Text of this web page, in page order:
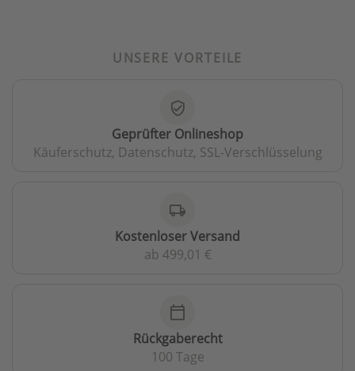
UNSERE VORTEILE
verified_user
Geprüfter Onlineshop
Käuferschutz, Datenschutz, SSL-Verschlüsselung
local_shipping
Kostenloser Versand
ab 499,01 €
calendar_today
Rückgaberecht
100 Tage